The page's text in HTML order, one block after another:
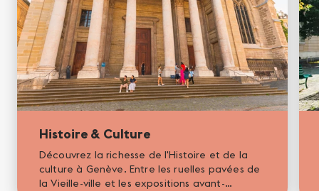
Histoire & Culture
Découvrez la richesse de l'Histoire et de la
culture à Genève. Entre les ruelles pavées de
la Vieille-ville et les expositions avant-